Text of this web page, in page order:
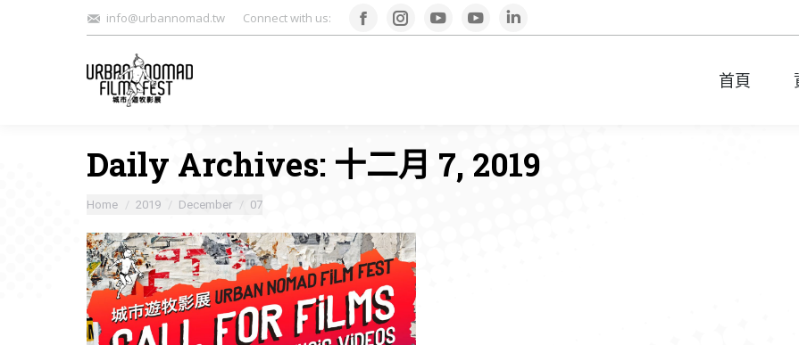
info@urbannomad.tw Connect with us: FacebookInstagram
YouTubeYouTubeLinkedin
首頁
Daily Archives: 十二月 7, 2019
You are here:
Home 2019 December 07
首頁